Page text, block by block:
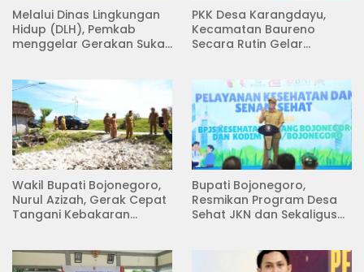
Melalui Dinas Lingkungan
Hidup (DLH), Pemkab
menggelar Gerakan Suka
PKK Desa Karangdayu,
Kecamatan Baureno
Secara Rutin Gelar
Wakil Bupati Bojonegoro,
Nurul Azizah, Gerak Cepat
Tangani Kebakaran
Bupati Bojonegoro,
Resmikan Program Desa
Sehat JKN dan Sekaligus